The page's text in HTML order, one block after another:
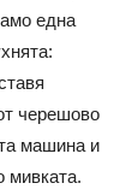
една
черешово
машина и
мивката.